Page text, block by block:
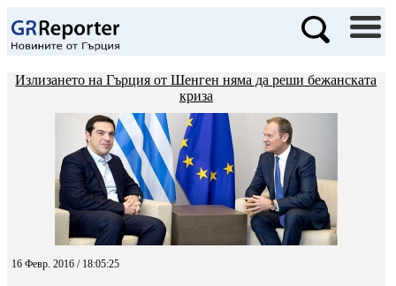
Излизането на Гърция от Шенген няма да реши бежанската
криза
16 Февр. 2016 / 18:05:25